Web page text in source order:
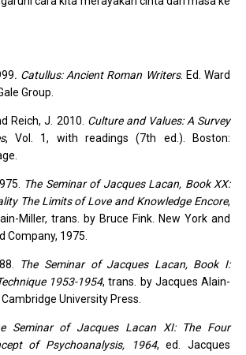
. Catullus: Ancient Roman Writers. Ed. Ward
Group.
Reich, J. 2010. Culture and Values: A Survey
, Vol. 1, with readings (7th ed.). Boston:
The Seminar of Jacques Lacan, Book XX:
The Limits of Love and Knowledge Encore,
Miller, trans. by Bruce Fink. New York and
Company, 1975.
The Seminar of Jacques Lacan, Book I:
1953-1954, trans. by Jacques Alain-
University Press.
Seminar of Jacques Lacan XI: The Four
of Psychoanalysis, 1964, ed. Jacques